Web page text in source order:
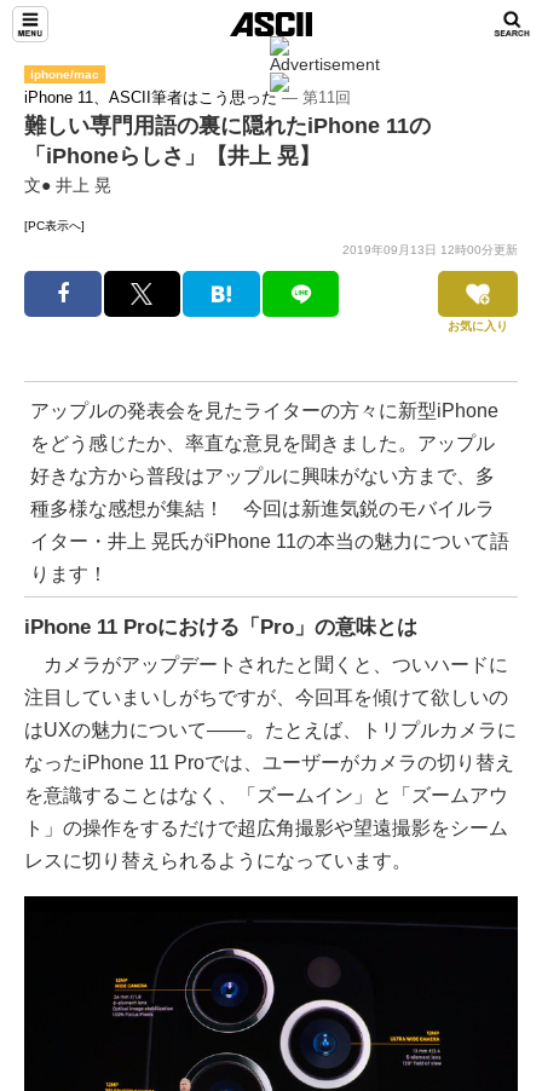
iphone/mac
iPhone 11、ASCII筆者はこう思った ― 第11回
難しい専門用語の裏に隠れたiPhone 11の
「iPhoneらしさ」【井上 晃】
文● 井上 晃
[PC表示へ]
2019年09月13日 12時00分更新
お気に入り
アップルの発表会を見たライターの方々に新型iPhone
をどう感じたか、率直な意見を聞きました。アップル
好きな方から普段はアップルに興味がない方まで、多
種多様な感想が集結！ 今回は新進気鋭のモバイルラ
イター・井上 晃氏がiPhone 11の本当の魅力について語
ります！
iPhone 11 Proにおける「Pro」の意味とは
カメラがアップデートされたと聞くと、ついハードに
注目していまいしがちですが、今回耳を傾けて欲しいの
はUXの魅力について――。たとえば、トリプルカメラに
なったiPhone 11 Proでは、ユーザーがカメラの切り替え
を意識することはなく、「ズームイン」と「ズームアウ
ト」の操作をするだけで超広角撮影や望遠撮影をシーム
レスに切り替えられるようになっています。